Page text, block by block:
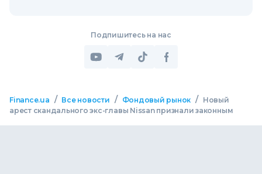
Подпишитесь на нас
Finance.ua / Все новости / Фондовый рынок /
Новый
арест скандального экс-главы Nissan признали законным